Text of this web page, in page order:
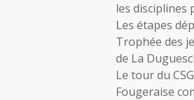
les disciplines
Les étapes
Trophée des
de La
Le tour du
Fougeraise